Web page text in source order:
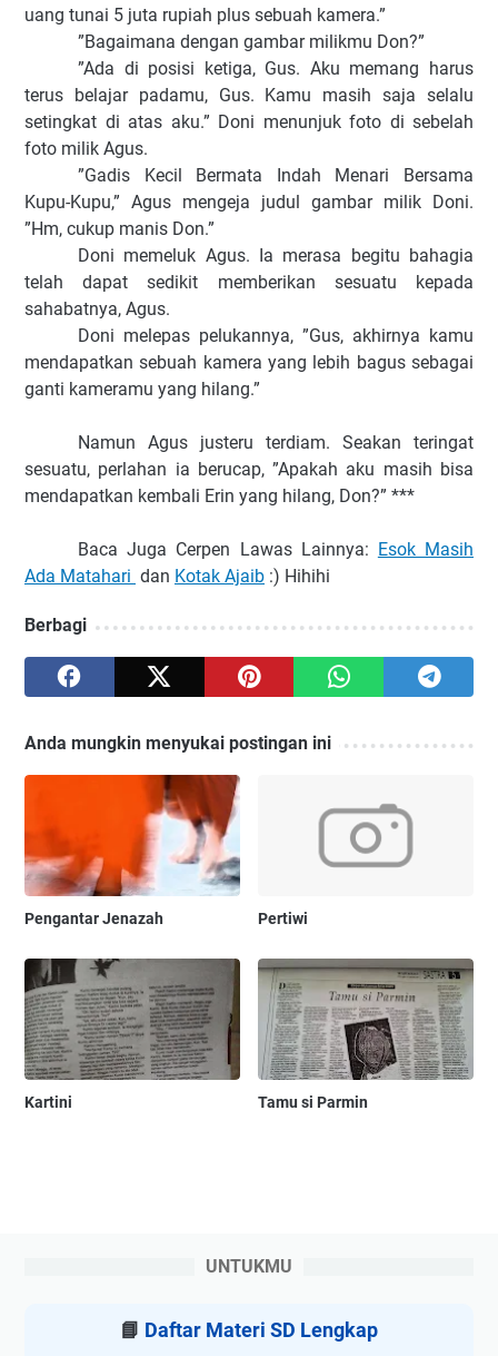
uang tunai 5 juta rupiah plus sebuah kamera.”
”Bagaimana dengan gambar milikmu Don?”
”Ada di posisi ketiga, Gus. Aku memang harus
terus belajar padamu, Gus. Kamu masih saja selalu
setingkat di atas aku.” Doni menunjuk foto di sebelah
foto milik Agus.
”Gadis Kecil Bermata Indah Menari Bersama
Kupu-Kupu,” Agus mengeja judul gambar milik Doni.
”Hm, cukup manis Don.”
Doni memeluk Agus. Ia merasa begitu bahagia
telah dapat sedikit memberikan sesuatu kepada
sahabatnya, Agus.
Doni melepas pelukannya, ”Gus, akhirnya kamu
mendapatkan sebuah kamera yang lebih bagus sebagai
ganti kameramu yang hilang.”
Namun Agus justeru terdiam. Seakan teringat
sesuatu, perlahan ia berucap, ”Apakah aku masih bisa
mendapatkan kembali Erin yang hilang, Don?” ***
Baca Juga Cerpen Lawas Lainnya: Esok Masih
Ada Matahari dan Kotak Ajaib :) Hihihi
Berbagi
Anda mungkin menyukai postingan ini
Pengantar Jenazah Pertiwi
Kartini Tamu si Parmin
UNTUKMU
📘 Daftar Materi SD Lengkap